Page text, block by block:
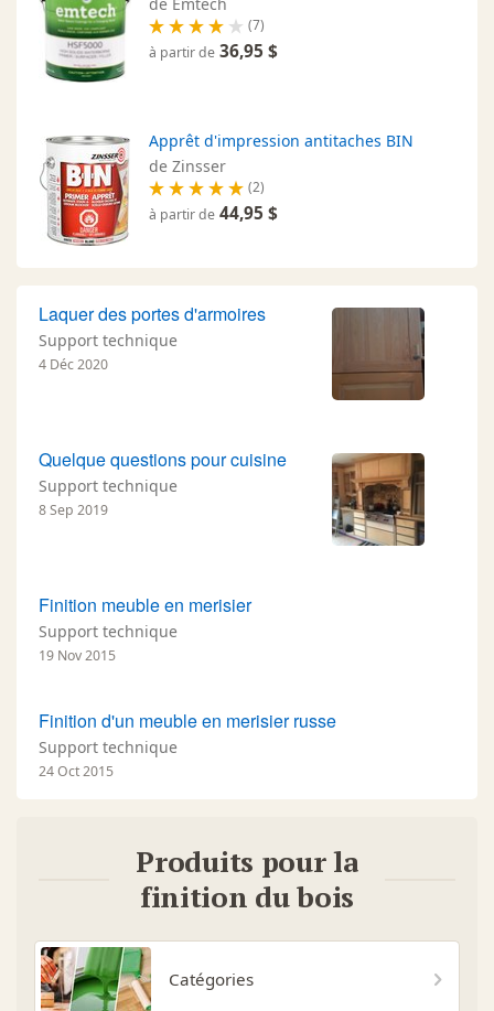
(7)
à partir de 36,95 $
Apprêt d'impression antitaches BIN
de Zinsser
(2)
à partir de 44,95 $
Laquer des portes d'armoires
Support technique
4 Déc 2020
Quelque questions pour cuisine
Support technique
8 Sep 2019
Finition meuble en merisier
Support technique
19 Nov 2015
Finition d'un meuble en merisier russe
Support technique
24 Oct 2015
Produits pour la
finition du bois
Catégories